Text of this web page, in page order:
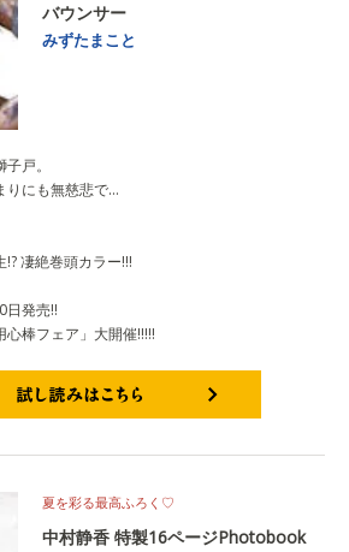
バウンサー
みずたまこと
戸。
りにも無慈悲で…
!? 凄絶巻頭カラー!!!
発売!!
棒フェア」大開催!!!!!
夏を彩る最高ふろく♡
中村静香 特製16ページPhotobook